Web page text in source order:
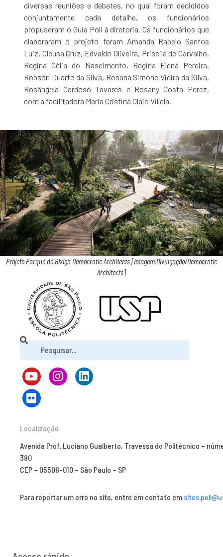
diversas reuniões e debates, no qual foram decididos
conjuntamente cada detalhe, os funcionários
propuseram o Guia Poli à diretoria. Os funcionários que
elaboraram o projeto foram Amanda Rabelo Santos
Luiz, Cleusa Cruz, Edvaldo Oliveira, Priscila de Carvalho,
Regina Célia do Nascimento, Regina Elena Pereira,
Robson Duarte da Silva, Rosana Simone Vieira da Silva,
Rosângela Cardoso Tavares e Rosany Costa Perez,
com a facilitadora Maria Cristina Olaio Villela.
Projeto Parque do Bixiga Democratic Architects [Imagem:Divulgação/Democratic
Architects]
Localização
Avenida Prof. Luciano Gualberto, Travessa do Politécnico –
380
CEP – 05508-010 – São Paulo – SP
Para reportar um erro no site, entre em contato em